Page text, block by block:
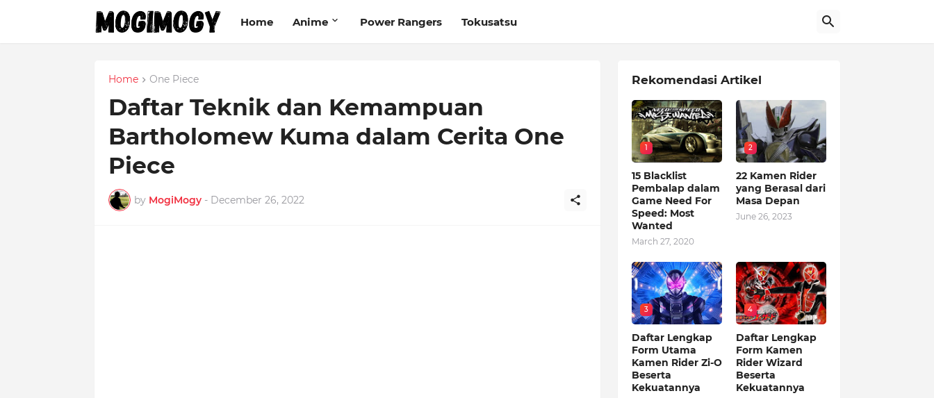
Home Anime Power Rangers Tokusatsu
Home One Piece
Daftar Teknik dan Kemampuan
Bartholomew Kuma dalam Cerita One
Piece
by MogiMogy - December 26, 2022
Rekomendasi Artikel
1
15 Blacklist
Pembalap dalam
Game Need For
Speed: Most
Wanted
March 27, 2020
2
22 Kamen Rider
yang Berasal dari
Masa Depan
June 26, 2023
3
Daftar Lengkap
Form Utama
Kamen Rider Zi-O
Beserta
Kekuatannya
4
Daftar Lengkap
Form Kamen
Rider Wizard
Beserta
Kekuatannya